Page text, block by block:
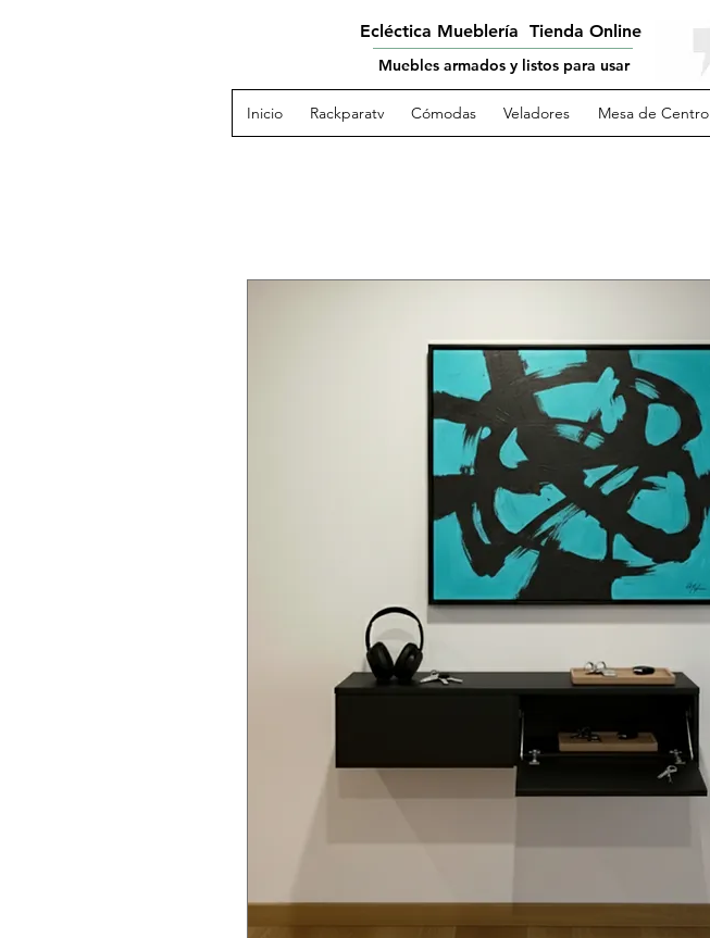
Ecléctica Mueblería Tienda Online
Muebles armados y listos para usar
Inicio Rackparatv Cómodas Veladores Mesa de Centro